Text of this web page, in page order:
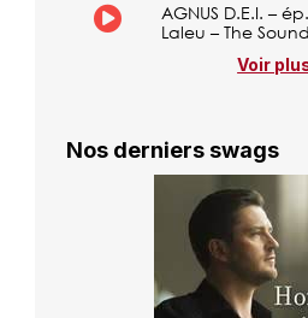
AGNUS D.E.I. –
Laleu – The
Voir
Nos derniers swags